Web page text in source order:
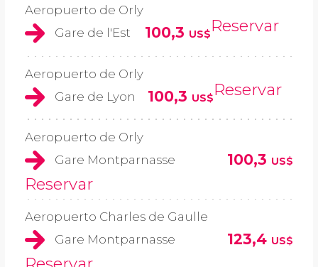
Aeropuerto de Orly
Gare de l'Est
100,3 US$Reservar
Aeropuerto de Orly
Gare de Lyon
100,3 US$Reservar
Aeropuerto de Orly
Gare Montparnasse
100,3 US$
Reservar
Aeropuerto Charles de Gaulle
Gare Montparnasse
123,4 US$